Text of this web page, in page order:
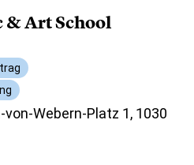
& Art School
Webern-Platz 1, 1030